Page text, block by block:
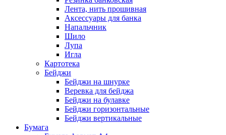
Лента, нить прошивная
Аксессуары для банка
Напальчник
Шило
Лупа
Игла
Картотека
Бейджи
Бейджи на шнурке
Веревка для бейджа
Бейджи на булавке
Бейджи горизонтальные
Бейджи вертикальные
Бумага